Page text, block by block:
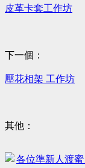
皮革卡套工作坊
下一個：
壓花相架 工作坊
其他：